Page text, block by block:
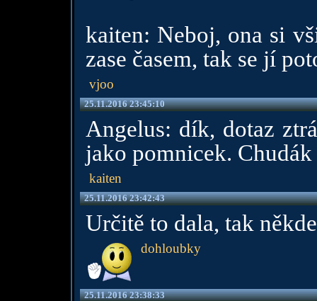
kaiten: Neboj, ona si
zase časem, tak se jí
vjoo
25.11.2016 23:45:10
Angelus: dík, dotaz
jako pomnicek.
kaiten
25.11.2016 23:42:43
Určitě to dala, tak
dohloubky
25.11.2016 23:38:33